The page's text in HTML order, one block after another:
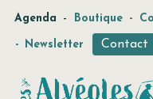
Agenda - Boutique -
- Newsletter Contact